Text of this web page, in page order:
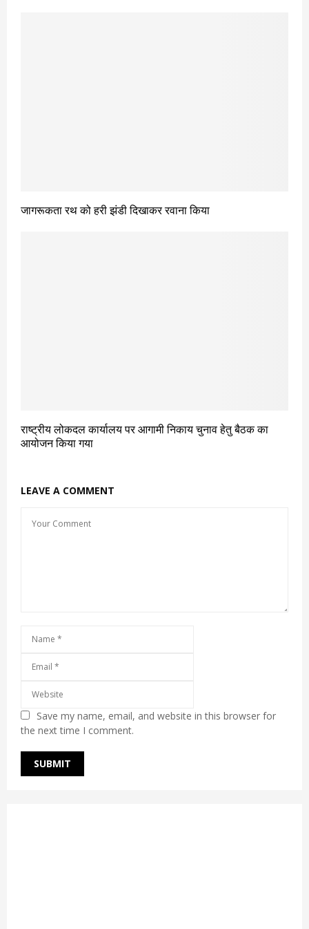
जागरूकता रथ को हरी झंडी दिखाकर रवाना किया
राष्ट्रीय लोकदल कार्यालय पर आगामी निकाय चुनाव हेतु बैठक का
आयोजन किया गया
LEAVE A COMMENT
Save my name, email, and website in this browser for
the next time I comment.